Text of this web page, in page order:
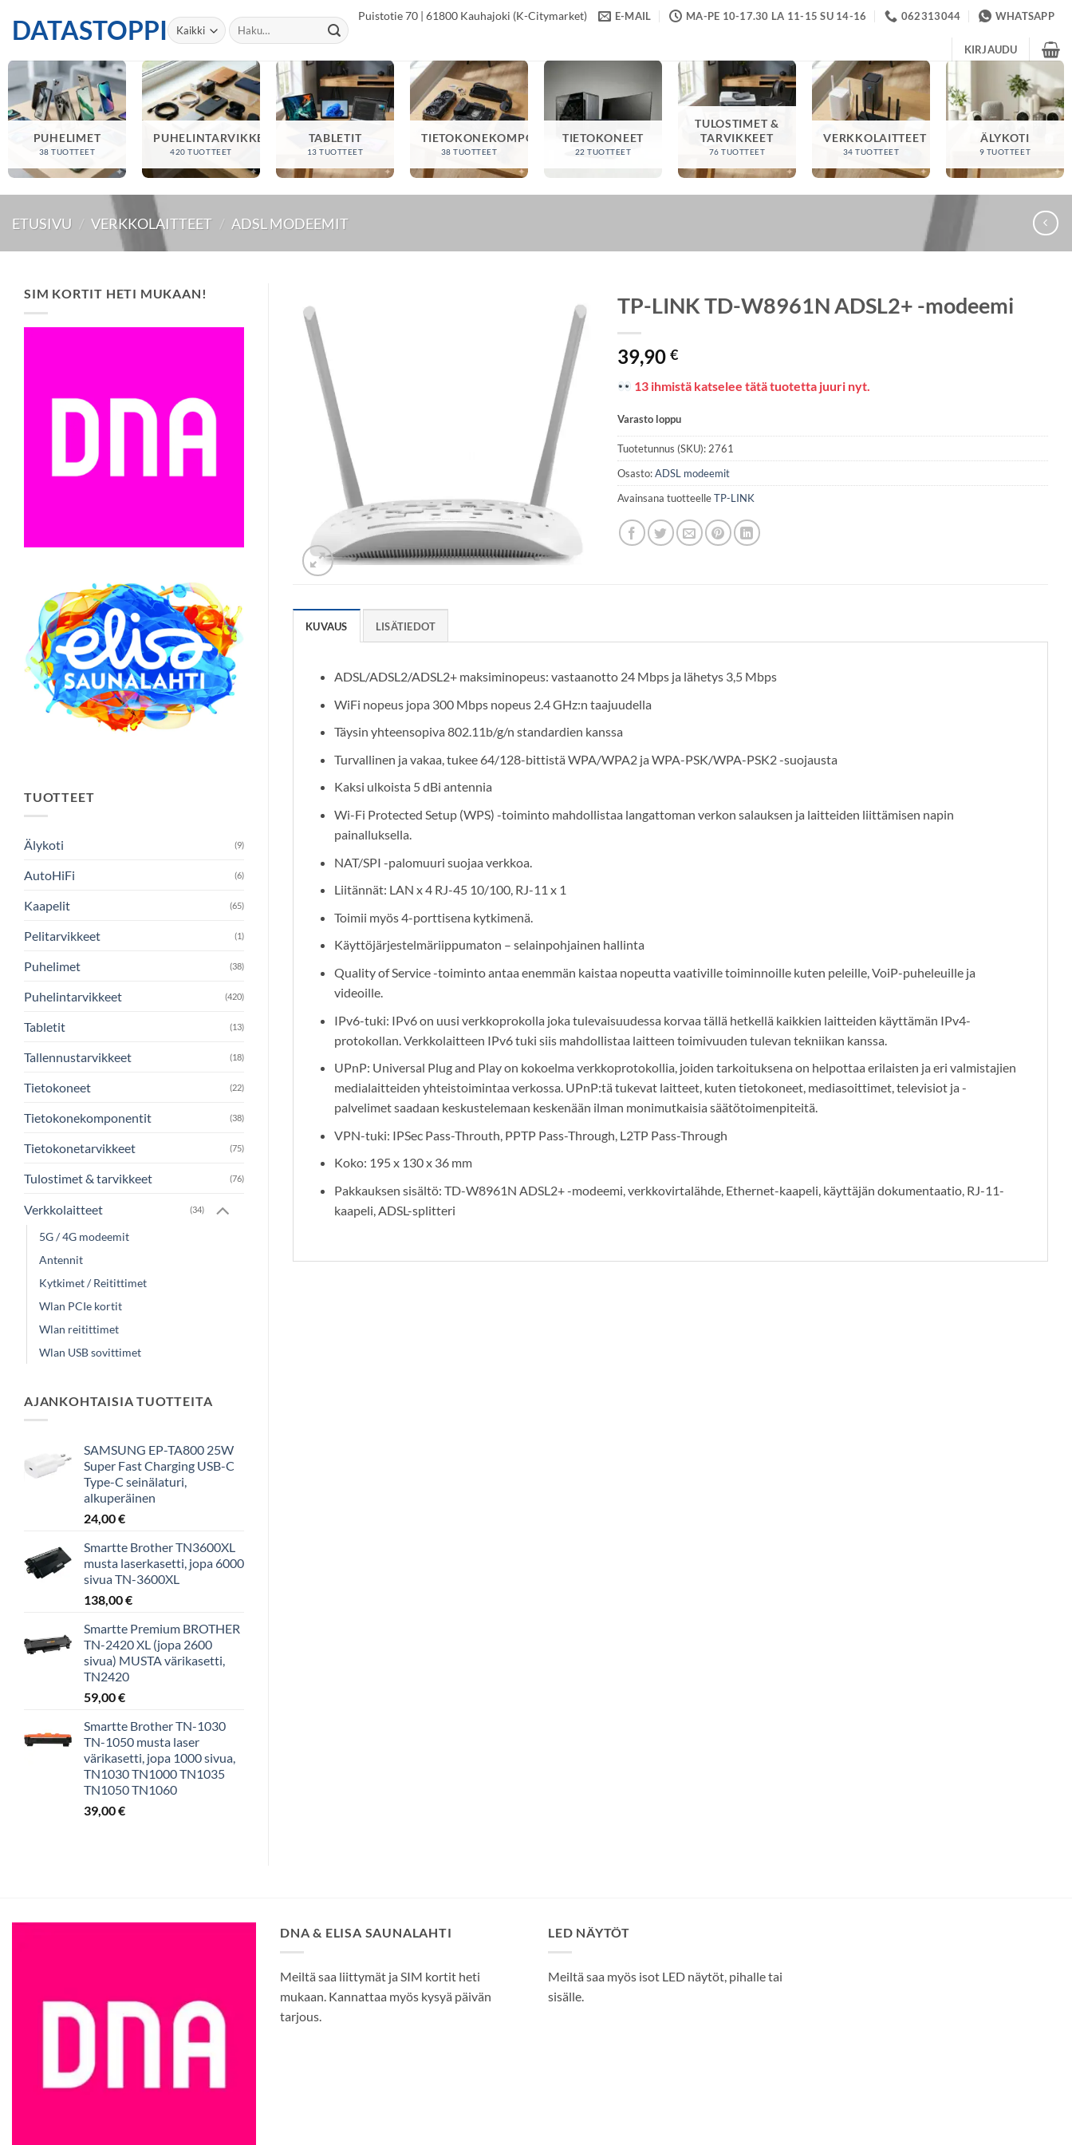
DATASTOPPI Etsi:
Puistotie 70 | 61800 Kauhajoki (K-Citymarket) E-MAIL MA-PE 10-17.30 LA 11-15 SU 14-16 062313044 WHATSAPP
KIRJAUDU
PUHELIMET
38 TUOTTEET
PUHELINTARVIKKEET
420 TUOTTEET
TABLETIT
13 TUOTTEET
TIETOKONEKOMPONENTIT
38 TUOTTEET
TIETOKONEET
22 TUOTTEET
TULOSTIMET &
TARVIKKEET
76 TUOTTEET
VERKKOLAITTEET
34 TUOTTEET
ÄLYKOTI
9 TUOTTEET
ETUSIVU / VERKKOLAITTEET / ADSL MODEEMIT
SIM KORTIT HETI MUKAAN!
TUOTTEET
Älykoti (9)
AutoHiFi (6)
Kaapelit (65)
Pelitarvikkeet (1)
Puhelimet (38)
Puhelintarvikkeet (420)
Tabletit (13)
Tallennustarvikkeet (18)
Tietokoneet (22)
Tietokonekomponentit (38)
Tietokonetarvikkeet (75)
Tulostimet & tarvikkeet (76)
Verkkolaitteet (34)
5G / 4G modeemit
Antennit
Kytkimet / Reitittimet
Wlan PCIe kortit
Wlan reitittimet
Wlan USB sovittimet
AJANKOHTAISIA TUOTTEITA
SAMSUNG EP-TA800 25W
Super Fast Charging USB-C
Type-C seinälaturi,
alkuperäinen
24,00€
Smartte Brother TN3600XL
musta laserkasetti, jopa 6000
sivua TN-3600XL
138,00€
Smartte Premium BROTHER
TN-2420 XL (jopa 2600
sivua) MUSTA värikasetti,
TN2420
59,00€
Smartte Brother TN-1030
TN-1050 musta laser
värikasetti, jopa 1000 sivua,
TN1030 TN1000 TN1035
TN1050 TN1060
39,00€
TP-LINK TD-W8961N ADSL2+ -modeemi
39,90€
13 ihmistä katselee tätä tuotetta juuri nyt.
Varasto loppu
Tuotetunnus (SKU): 2761
Osasto:ADSL modeemit
Avainsana tuotteelleTP-LINK
KUVAUS LISÄTIEDOT
ADSL/ADSL2/ADSL2+ maksiminopeus: vastaanotto 24 Mbps ja lähetys 3,5 Mbps
WiFi nopeus jopa 300 Mbps nopeus 2.4 GHz:n taajuudella
Täysin yhteensopiva 802.11b/g/n standardien kanssa
Turvallinen ja vakaa, tukee 64/128-bittistä WPA/WPA2 ja WPA-PSK/WPA-PSK2 -suojausta
Kaksi ulkoista 5 dBi antennia
Wi-Fi Protected Setup (WPS) -toiminto mahdollistaa langattoman verkon salauksen ja laitteiden liittämisen napin
painalluksella.
NAT/SPI -palomuuri suojaa verkkoa.
Liitännät: LAN x 4 RJ-45 10/100, RJ-11 x 1
Toimii myös 4-porttisena kytkimenä.
Käyttöjärjestelmäriippumaton – selainpohjainen hallinta
Quality of Service -toiminto antaa enemmän kaistaa nopeutta vaativille toiminnoille kuten peleille, VoiP-puheleuille ja
videoille.
IPv6-tuki: IPv6 on uusi verkkoprokolla joka tulevaisuudessa korvaa tällä hetkellä kaikkien laitteiden käyttämän IPv4-
protokollan. Verkkolaitteen IPv6 tuki siis mahdollistaa laitteen toimivuuden tulevan tekniikan kanssa.
UPnP: Universal Plug and Play on kokoelma verkkoprotokollia, joiden tarkoituksena on helpottaa erilaisten ja eri valmistajien
medialaitteiden yhteistoimintaa verkossa. UPnP:tä tukevat laitteet, kuten tietokoneet, mediasoittimet, televisiot ja -
palvelimet saadaan keskustelemaan keskenään ilman monimutkaisia säätötoimenpiteitä.
VPN-tuki: IPSec Pass-Throuth, PPTP Pass-Through, L2TP Pass-Through
Koko: 195 x 130 x 36 mm
Pakkauksen sisältö: TD-W8961N ADSL2+ -modeemi, verkkovirtalähde, Ethernet-kaapeli, käyttäjän dokumentaatio, RJ-11-
kaapeli, ADSL-splitteri
DNA & ELISA SAUNALAHTI
Meiltä saa liittymät ja SIM kortit heti
mukaan. Kannattaa myös kysyä päivän
tarjous.
LED NÄYTÖT
Meiltä saa myös isot LED näytöt, pihalle tai
sisälle.